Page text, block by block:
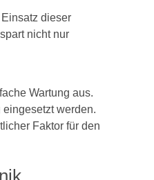
dieser
nicht nur
Wartung aus.
werden.
Faktor für den